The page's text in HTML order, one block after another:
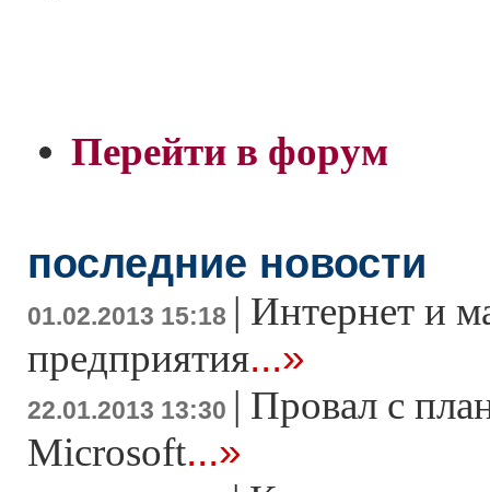
Перейти в форум
последние новости
01.02.2013 15:18 | Интернет и
предприятия...»
22.01.2013 13:30 | Провал с
Microsoft...»